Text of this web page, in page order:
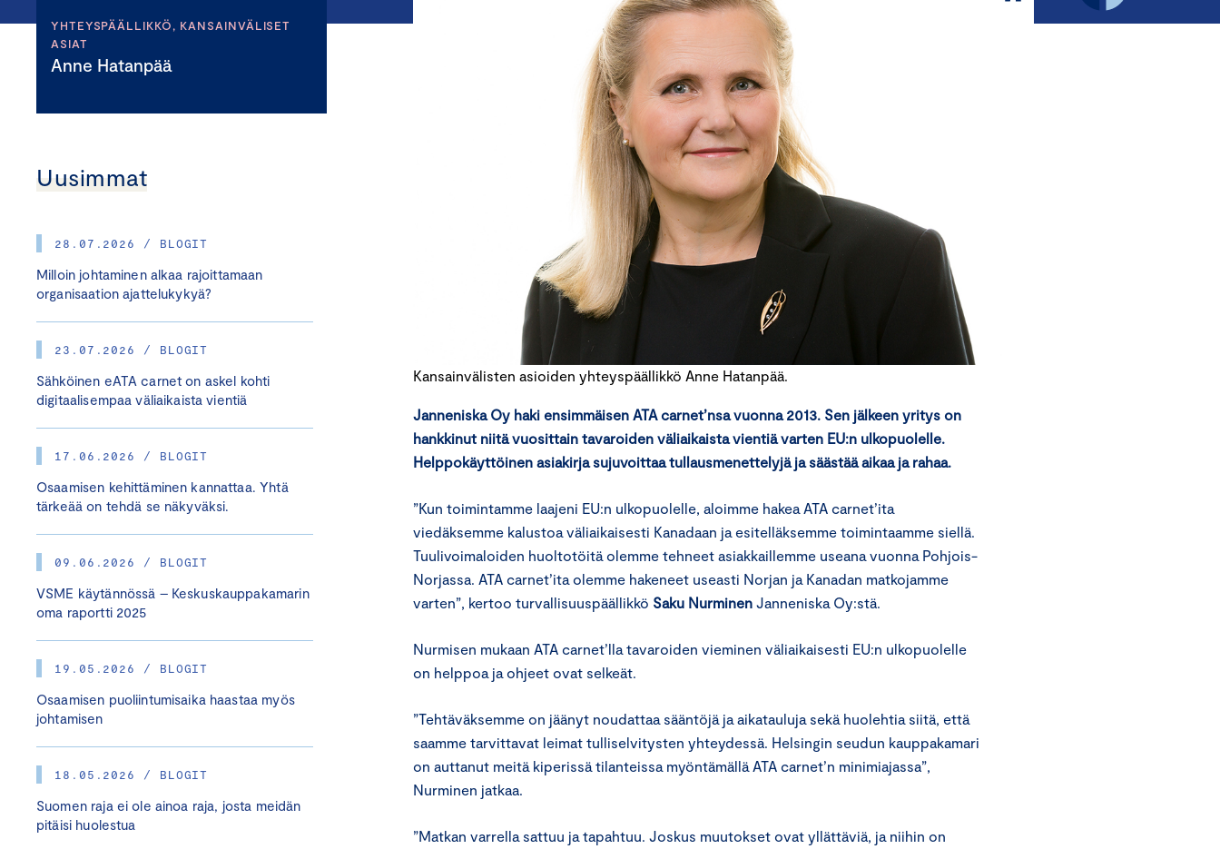
YHTEYSPÄÄLLIKKÖ, KANSAINVÄLISET
ASIAT
Anne Hatanpää
Uusimmat
28.07.2026 / BLOGIT
Milloin johtaminen alkaa rajoittamaan
organisaation ajattelukykyä?
23.07.2026 / BLOGIT
Sähköinen eATA carnet on askel kohti
digitaalisempaa väliaikaista vientiä
17.06.2026 / BLOGIT
Osaamisen kehittäminen kannattaa. Yhtä
tärkeää on tehdä se näkyväksi.
09.06.2026 / BLOGIT
VSME käytännössä – Keskuskauppakamarin
oma raportti 2025
19.05.2026 / BLOGIT
Osaamisen puoliintumisaika haastaa myös
johtamisen
18.05.2026 / BLOGIT
Suomen raja ei ole ainoa raja, josta meidän
pitäisi huolestua
Kansainvälisten asioiden yhteyspäällikkö Anne Hatanpää.
Janneniska Oy haki ensimmäisen ATA carnet’nsa vuonna 2013. Sen jälkeen yritys on
hankkinut niitä vuosittain tavaroiden väliaikaista vientiä varten EU:n ulkopuolelle.
Helppokäyttöinen asiakirja sujuvoittaa tullausmenettelyjä ja säästää aikaa ja rahaa.
”Kun toimintamme laajeni EU:n ulkopuolelle, aloimme hakea ATA carnet’ita
viedäksemme kalustoa väliaikaisesti Kanadaan ja esitelläksemme toimintaamme siellä.
Tuulivoimaloiden huoltotöitä olemme tehneet asiakkaillemme useana vuonna Pohjois-
Norjassa. ATA carnet’ita olemme hakeneet useasti Norjan ja Kanadan matkojamme
varten”, kertoo turvallisuuspäällikkö Saku Nurminen Janneniska Oy:stä.
Nurmisen mukaan ATA carnet’lla tavaroiden vieminen väliaikaisesti EU:n ulkopuolelle
on helppoa ja ohjeet ovat selkeät.
”Tehtäväksemme on jäänyt noudattaa sääntöjä ja aikatauluja sekä huolehtia siitä, että
saamme tarvittavat leimat tulliselvitysten yhteydessä. Helsingin seudun kauppakamari
on auttanut meitä kiperissä tilanteissa myöntämällä ATA carnet’n minimiajassa”,
Nurminen jatkaa.
”Matkan varrella sattuu ja tapahtuu. Joskus muutokset ovat yllättäviä, ja niihin on